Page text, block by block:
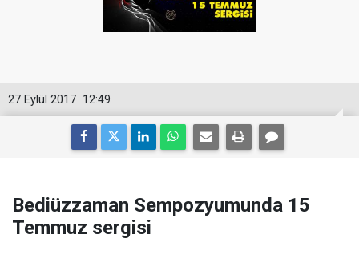
12:49
27 Eylül 2017
Bediüzzaman Sempozyumunda 15
Temmuz sergisi